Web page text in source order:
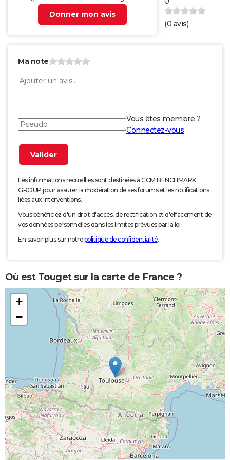
Donner mon avis
(0 avis)
Ma note
Vous êtes membre ?
Connectez-vous
Les informations recueillies sont destinées à CCM BENCHMARK
GROUP pour assurer la modération de ses forums et les notifications
liées aux interventions.
Vous bénéficiez d'un droit d'accès, de rectification et d'effacement de
vos données personnelles dans les limites prévues par la loi.
En savoir plus sur notrepolitique de confidentialité.
Où est Touget sur la carte de France ?
+
−